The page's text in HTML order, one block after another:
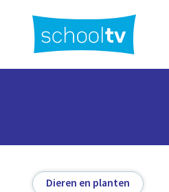
hoofdinhoud
Dieren en planten